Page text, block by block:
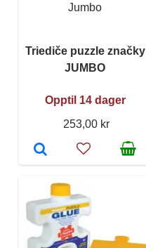
Jumbo
Triediče puzzle značky
JUMBO
Opptil 14 dager
253,00 kr